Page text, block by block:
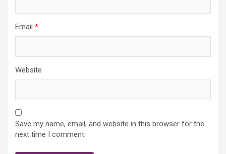
Email *
Website
Save my name, email, and website in this browser for the
next time I comment.